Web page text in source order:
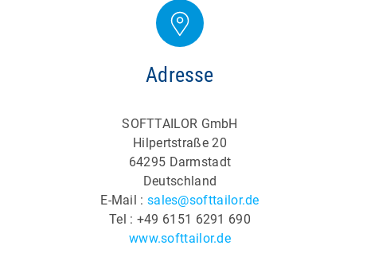
Adresse
SOFTTAILOR GmbH
Hilpertstraße 20
64295 Darmstadt
Deutschland
E-Mail : sales@softtailor.de
Tel : +49 6151 6291 690
www.softtailor.de